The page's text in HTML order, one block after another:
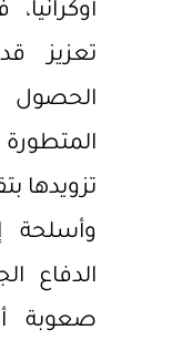
تعزيز
الحصول
تزويدها
وأسلحة
الدفاع
صعوبة